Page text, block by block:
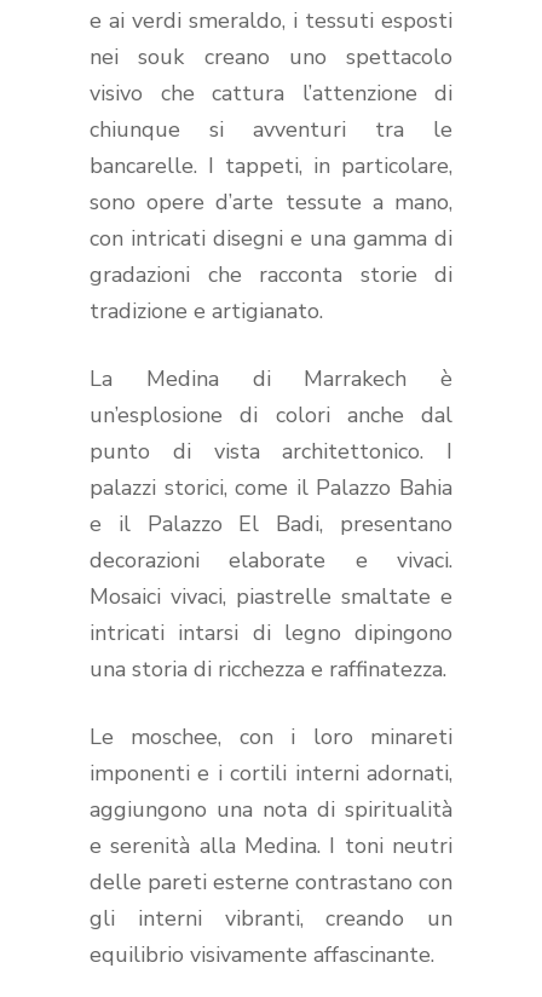
e ai verdi smeraldo, i tessuti esposti
nei souk creano uno spettacolo
visivo che cattura l’attenzione di
chiunque si avventuri tra le
bancarelle. I tappeti, in particolare,
sono opere d’arte tessute a mano,
con intricati disegni e una gamma di
gradazioni che racconta storie di
tradizione e artigianato.
La Medina di Marrakech è
un’esplosione di colori anche dal
punto di vista architettonico. I
palazzi storici, come il Palazzo Bahia
e il Palazzo El Badi, presentano
decorazioni elaborate e vivaci.
Mosaici vivaci, piastrelle smaltate e
intricati intarsi di legno dipingono
una storia di ricchezza e raffinatezza.
Le moschee, con i loro minareti
imponenti e i cortili interni adornati,
aggiungono una nota di spiritualità
e serenità alla Medina. I toni neutri
delle pareti esterne contrastano con
gli interni vibranti, creando un
equilibrio visivamente affascinante.